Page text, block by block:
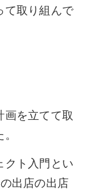
て取り組んで
画を立てて取
クト入門とい
出店の出店